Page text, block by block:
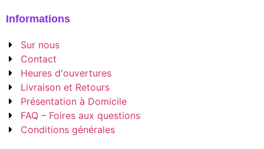
Informations
Sur nous
Contact
Heures d'ouvertures
Livraison et Retours
Présentation à Domicile
FAQ – Foires aux questions
Conditions générales